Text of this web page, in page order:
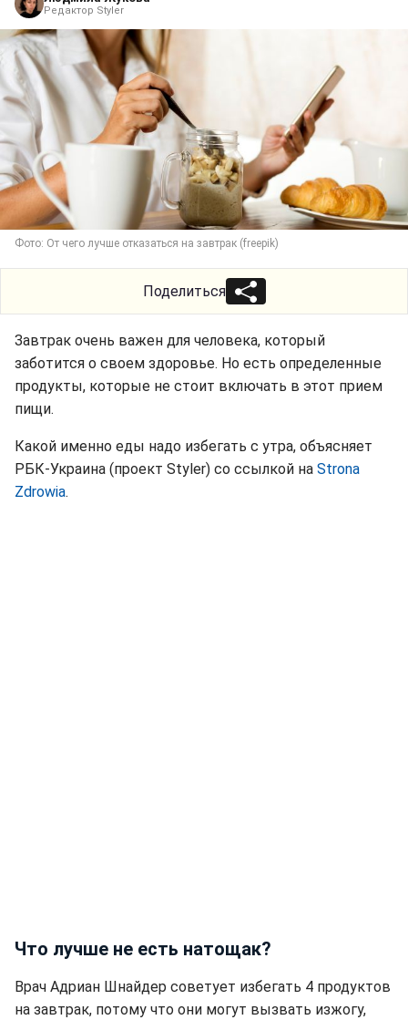
Редактор Styler
Фото: От чего лучше отказаться на завтрак (freepik)
Поделиться
Завтрак очень важен для человека, который
заботится о своем здоровье. Но есть определенные
продукты, которые не стоит включать в этот прием
пищи.
Какой именно еды надо избегать с утра, объясняет
РБК-Украина (проект Styler) со ссылкой на Strona
Zdrowia.
Что лучше не есть натощак?
Врач Адриан Шнайдер советует избегать 4 продуктов
на завтрак, потому что они могут вызвать изжогу,